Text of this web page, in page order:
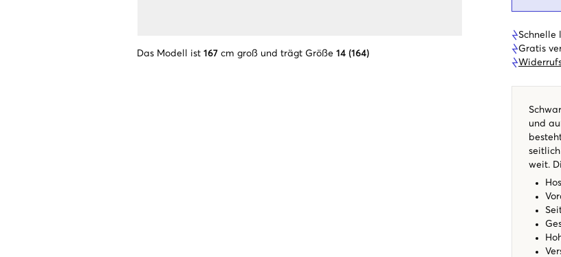
Das Modell ist 167 cm groß und trägt Größe 14 (164)
Schnelle
Gratis
und
weit.